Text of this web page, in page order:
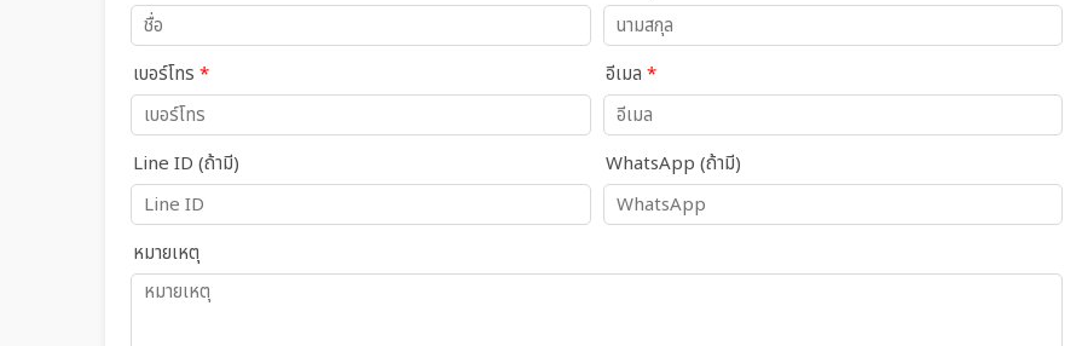
เบอร์โทร * อีเมล *
Line ID (ถ้ามี) WhatsApp (ถ้ามี)
หมายเหตุ